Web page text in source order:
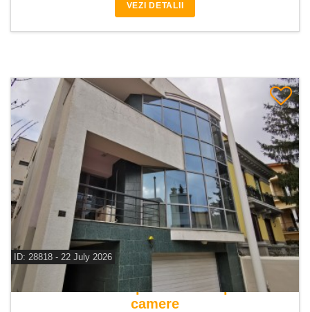
VEZI DETALII
ID: 28818 - 22 July 2026
De inchiriat apartament duplex 4
camere